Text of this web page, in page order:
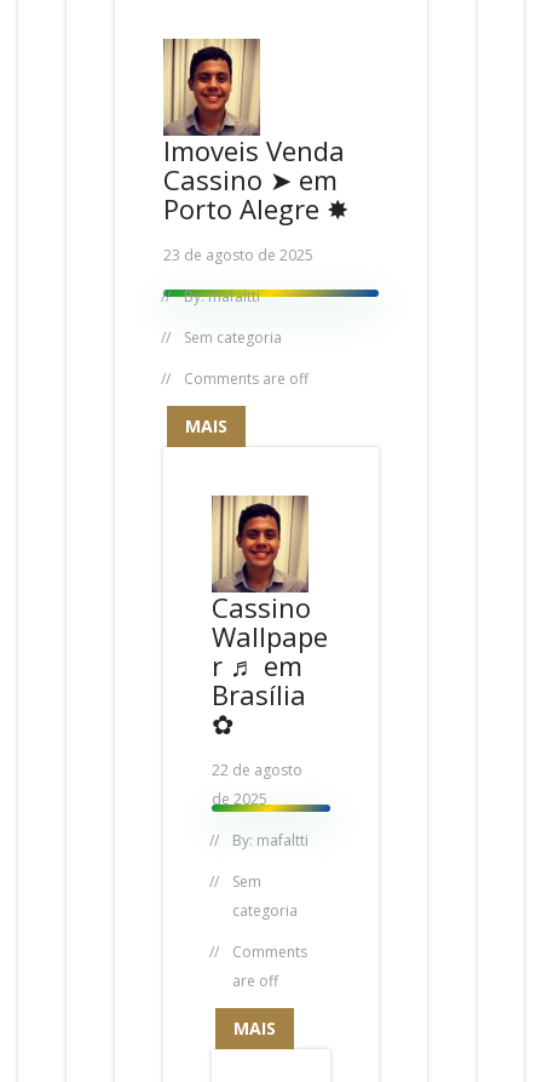
Imoveis Venda
Cassino ➤ em
Porto Alegre ✸
23 de agosto de 2025
By:mafaltti
Sem categoria
Comments are off
MAIS
Cassino
Wallpape
r ♬ em
Brasília
✿
22 de agosto
de 2025
By: mafaltti
Sem
categoria
Comments
are off
MAIS